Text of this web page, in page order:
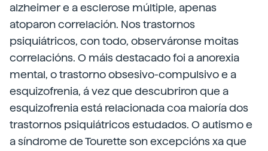
alzheimer e a esclerose múltiple, apenas
atoparon correlación. Nos trastornos
psiquiátricos, con todo, observáronse moitas
correlacións. O máis destacado foi a anorexia
mental, o trastorno obsesivo-compulsivo e a
esquizofrenia, á vez que descubriron que a
esquizofrenia está relacionada coa maioría dos
trastornos psiquiátricos estudados. O autismo e
a síndrome de Tourette son excepcións xa que